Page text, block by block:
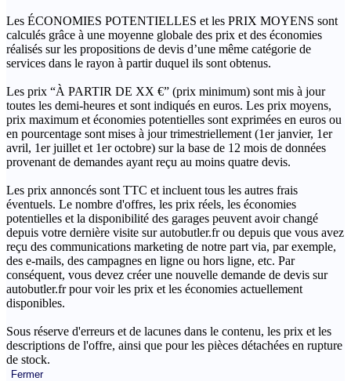
Les ÉCONOMIES POTENTIELLES et les PRIX MOYENS sont
calculés grâce à une moyenne globale des prix et des économies
réalisés sur les propositions de devis d’une même catégorie de
services dans le rayon à partir duquel ils sont obtenus.
Les prix “À PARTIR DE XX €” (prix minimum) sont mis à jour
toutes les demi-heures et sont indiqués en euros. Les prix moyens,
prix maximum et économies potentielles sont exprimées en euros ou
en pourcentage sont mises à jour trimestriellement (1er janvier, 1er
avril, 1er juillet et 1er octobre) sur la base de 12 mois de données
provenant de demandes ayant reçu au moins quatre devis.
Les prix annoncés sont TTC et incluent tous les autres frais
éventuels. Le nombre d'offres, les prix réels, les économies
potentielles et la disponibilité des garages peuvent avoir changé
depuis votre dernière visite sur autobutler.fr ou depuis que vous avez
reçu des communications marketing de notre part via, par exemple,
des e-mails, des campagnes en ligne ou hors ligne, etc. Par
conséquent, vous devez créer une nouvelle demande de devis sur
autobutler.fr pour voir les prix et les économies actuellement
disponibles.
Sous réserve d'erreurs et de lacunes dans le contenu, les prix et les
descriptions de l'offre, ainsi que pour les pièces détachées en rupture
de stock.
Fermer